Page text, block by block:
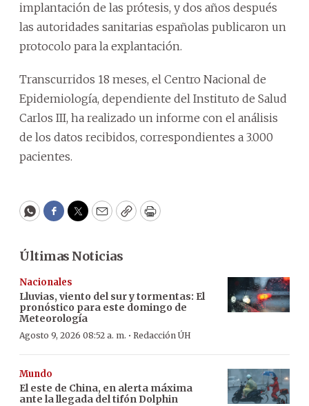
implantación de las prótesis, y dos años después
las autoridades sanitarias españolas publicaron un
protocolo para la explantación.
Transcurridos 18 meses, el Centro Nacional de
Epidemiología, dependiente del Instituto de Salud
Carlos III, ha realizado un informe con el análisis
de los datos recibidos, correspondientes a 3.000
pacientes.
WhatsApp
Facebook
Twitter
EmailCopyPrint
Últimas Noticias
Nacionales
Lluvias, viento del sur y tormentas: El
pronóstico para este domingo de
Meteorología
Agosto 9, 2026 08:52 a. m. · Redacción ÚH
Mundo
El este de China, en alerta máxima
ante la llegada del tifón Dolphin